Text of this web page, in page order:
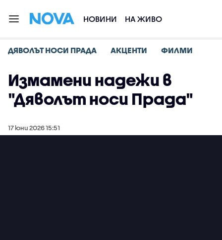
НОВИНИ НА ЖИВО
ДЯВОЛЪТ НОСИ ПРАДА АКЦЕНТИ ФИЛМИ
Измамени надежи в
"Дяволът носи Прада"
17 юни 2026 15:51